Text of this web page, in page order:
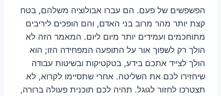
הפשפשים של פעם. הם עברו אבולוציה משלהם, בטח
קצת יותר מהר מרוב בני האדם, והם הופכים ליריבים
מתוחכמים ועמידים יותר מיום ליום. המאמר הזה לא
הולך רק לשפוך אור על התופעה המפחידה הזו; הוא
הולך לצייד אתכם בידע, בטקטיקות ובשיטות עבודה
שיחזירו לכם את השליטה. אחרי שתסיימו לקרוא, לא
תצטרכו לחזור לגוגל. תהיה לכם תוכנית פעולה ברורה,